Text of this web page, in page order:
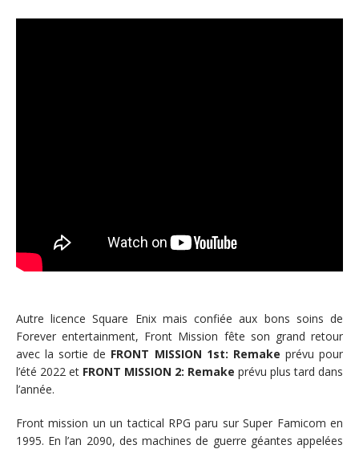
Autre licence Square Enix mais confiée aux bons soins de
Forever entertainment, Front Mission fête son grand retour
avec la sortie de FRONT MISSION 1st: Remake prévu pour
l’été 2022 et FRONT MISSION 2: Remake prévu plus tard dans
l’année.
Front mission un un tactical RPG paru sur Super Famicom en
1995. En l’an 2090, des machines de guerre géantes appelées